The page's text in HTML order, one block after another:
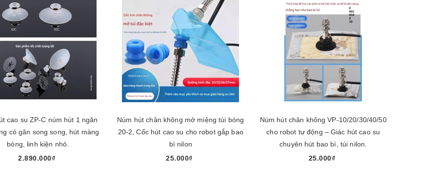
cao su ZP-C núm hút 1 ngăn
có gân song song, hút màng
bóng, linh kiện nhỏ.
2.890.000₫
Núm hút chân không mở miệng túi bóng
20-2, Cốc hút cao su cho robot gắp bao
bì nilon
25.000₫
Núm hút chân không VP-10/20/30/40/50
cho robot tự động – Giác hút cao su
chuyên hút bao bì, túi nilon.
25.000₫